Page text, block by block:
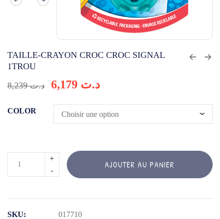
TAILLE-CRAYON CROC CROC SIGNAL
1TROU
د.ت8,239 د.ت
COLOR
crayon
CROC
AJOUTER AU PANIER
SKU:
017710